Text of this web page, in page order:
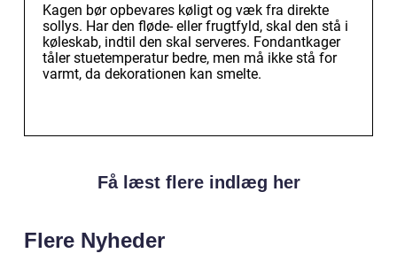
Kagen bør opbevares køligt og væk fra direkte
sollys. Har den fløde- eller frugtfyld, skal den stå i
køleskab, indtil den skal serveres. Fondantkager
tåler stuetemperatur bedre, men må ikke stå for
varmt, da dekorationen kan smelte.
Få læst flere indlæg her
Flere Nyheder